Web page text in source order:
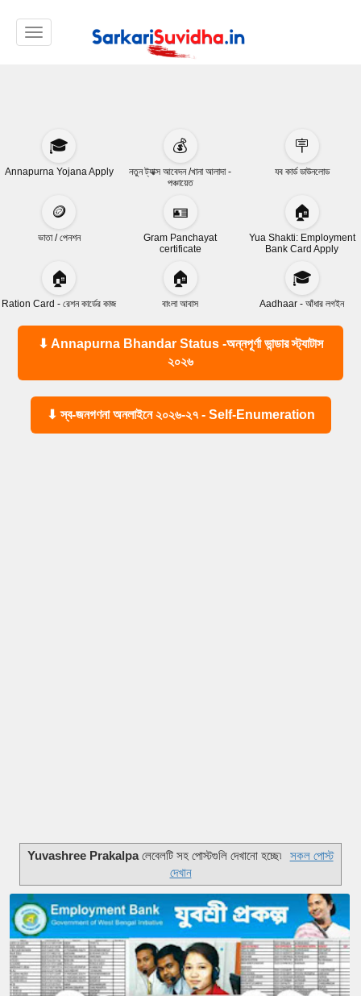
Toggle navigation
🎓
Annapurna Yojana Apply
💰
নতুন ট্যাক্স আবেদন /খানা আলাদা -
পঞ্চায়েত
🪧
যব কার্ড ডাউনলোড
🪙
ভাতা / পেনশন
🪪
Gram Panchayat
certificate
🏠
Yua Shakti: Employment
Bank Card Apply
🏠
Ration Card - রেশন কার্ডের কাজ
🏠
বাংলা আবাস
🎓
Aadhaar - আঁধার লগইন
⬇ Annapurna Bhandar Status -অন্নপূর্ণা ভান্ডার স্ট্যাটাস
২০২৬
⬇ স্ব-জনগণনা অনলাইনে ২০২৬-২৭ - Self-Enumeration
Yuvashree Prakalpaলেবেলটি সহ পোস্টগুলি দেখানো হচ্ছে৷
সকল পোস্ট
দেখান